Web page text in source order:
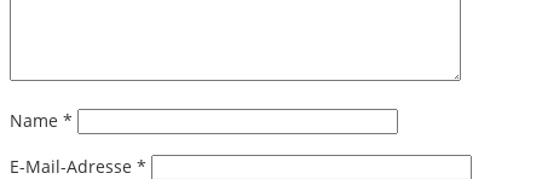
Name *
E-Mail-Adresse *